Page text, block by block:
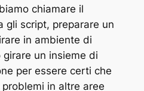
chiamare il
gli script, preparare un
in ambiente di
un insieme di
per essere certi che
in altre aree